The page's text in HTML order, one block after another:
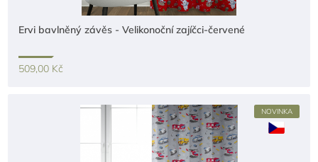
Ervi bavlněný závěs - Velikonoční zajíčci-červené
509,00 Kč
NOVINKA